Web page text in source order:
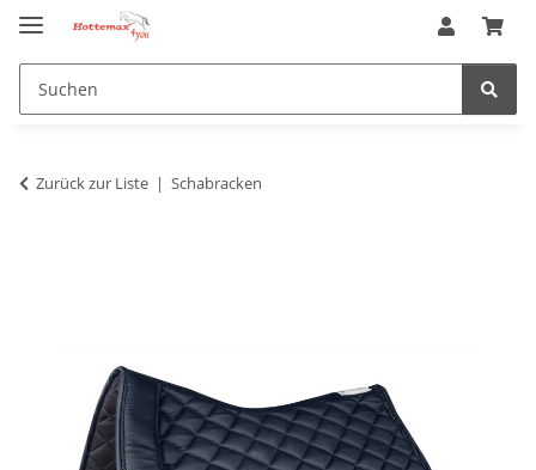
Zurück zur Liste Schabracken